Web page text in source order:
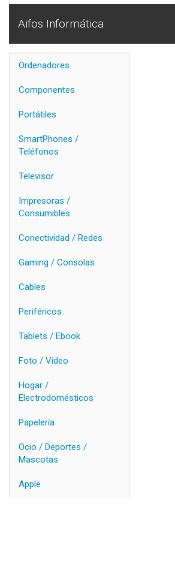
Aifos Informática
Ordenadores
Componentes
Portátiles
SmartPhones /
Teléfonos
Televisor
Impresoras /
Consumibles
Conectividad / Redes
Gaming / Consolas
Cables
Periféricos
Tablets / Ebook
Foto / Video
Hogar /
Electrodomésticos
Papelería
Ocio / Deportes /
Mascotas
Apple